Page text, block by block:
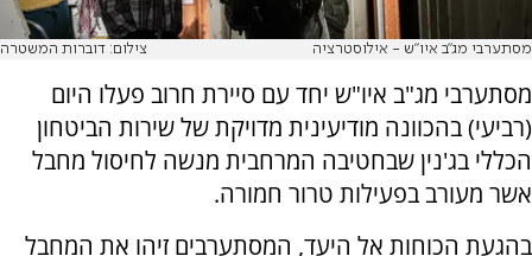
מסתערבי מג"ב איו"ש - אילוסטרציה צילום: דוברות המשטרה
מסתערבי מג"ב איו"ש יחד עם סיירת חרוב פעלו היום
(רביעי) בהכוונה מודיעינית מדויקת של שירות הביטחון
הכללי בג'נין שבחטיבה המרחבית מנשה לחיסול מחבל
אשר מעורב בפעילות טרור חמורה.
בהגעת הכוחות אל היעד, המסתערבים זיהו את המחבל